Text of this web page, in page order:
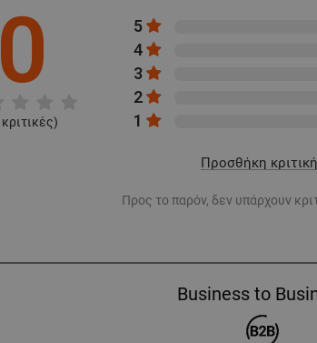
0
κριτικές)
5
4
3
2
1
Προσθήκη
Προς το παρόν, δεν υπάρχουν
Business to